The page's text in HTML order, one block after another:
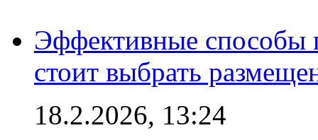
Эффективные способы
стоит выбрать
18.2.2026, 13:24